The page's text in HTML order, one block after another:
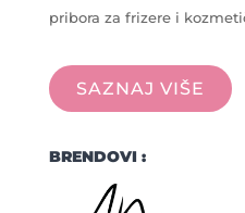
pribora za frizere i
SAZNAJ VIŠE
BRENDOVI :